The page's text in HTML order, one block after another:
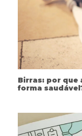
Birras: por que
forma